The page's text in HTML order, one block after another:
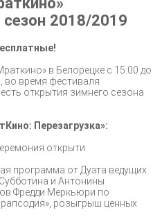
2018/2019
в Белорецке с 15:00 до
во время фестиваля
открытия зимнего сезона
Перезагрузка»:
открыти.
программа от Дуэта ведущих
и Антонины
Фредди Меркьюри по
розыгрыш ценных